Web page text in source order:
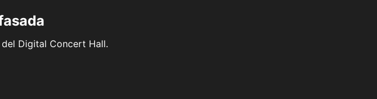
Digital Concert Hall.